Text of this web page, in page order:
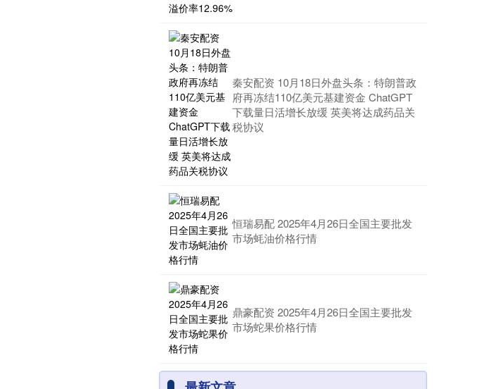
秦安配资 10月18日外盘头条：特朗普政
府再冻结110亿美元基建资金 ChatGPT
下载量日活增长放缓 英美将达成药品关
税协议
恒瑞易配 2025年4月26日全国主要批发
市场蚝油价格行情
鼎豪配资 2025年4月26日全国主要批发
市场蛇果价格行情